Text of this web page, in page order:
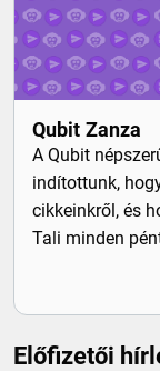
Qubit Zanza
A Qubit
indítottunk,
cikkeinkről, és
Tali minden
Előfizetői